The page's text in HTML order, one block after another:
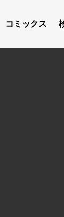
コミックス